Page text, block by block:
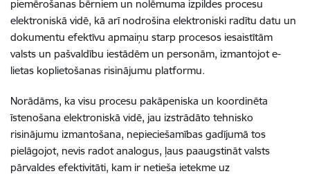
piemērošanas bērniem un nolēmuma izpildes procesu
elektroniskā vidē, kā arī nodrošina elektroniski radītu datu un
dokumentu efektīvu apmaiņu starp procesos iesaistītām
valsts un pašvaldību iestādēm un personām, izmantojot e-
lietas koplietošanas risinājumu platformu.
Norādāms, ka visu procesu pakāpeniska un koordinēta
īstenošana elektroniskā vidē, jau izstrādāto tehnisko
risinājumu izmantošana, nepieciešamības gadījumā tos
pielāgojot, nevis radot analogus, ļaus paaugstināt valsts
pārvaldes efektivitāti, kam ir netieša ietekme uz